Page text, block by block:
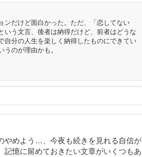
ンだけど面白かった。ただ、「恋してない
いう文言、後者は納得だけど、前者はどうな
自分の人生を楽しく納得したものにできてい
のが理由かも。
やめよう…、今夜も続きを見れる自信が
憶に留めておきたい文章がいくつもあ